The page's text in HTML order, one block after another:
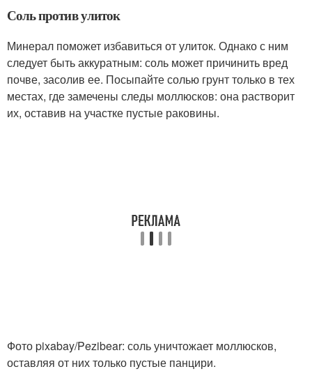
Соль против улиток
Минерал поможет избавиться от улиток. Однако с ним
следует быть аккуратным: соль может причинить вред
почве, засолив ее. Посыпайте солью грунт только в тех
местах, где замечены следы моллюсков: она растворит
их, оставив на участке пустые раковины.
Фото pixabay/Pezibear: соль уничтожает моллюсков,
оставляя от них только пустые панцири.